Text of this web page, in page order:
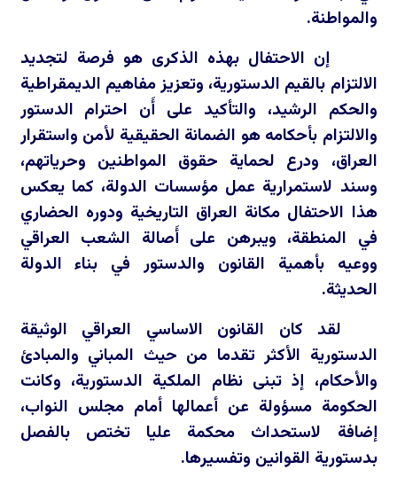
والمواطنة.
إن الاحتفال بهذه الذكرى هو فرصة لتجديد
الالتزام بالقيم الدستورية، وتعزيز مفاهيم الديمقراطية
والحكم الرشيد، والتأكيد على أَن احترام الدستور
والالتزام بأحكامه هو الضمانة الحقيقية لأمن واستقرار
العراق، ودرع لحماية حقوق المواطنين وحرياتهم،
وسند لاستمرارية عمل مؤسسات الدولة، كما يعكس
هذا الاحتفال مكانة العراق التاريخية ودوره الحضاري
في المنطقة، ويبرهن على أَصالة الشعب العراقي
ووعيه بأهمية القانون والدستور في بناء الدولة
الحديثة.
لقد كان القانون الاساسي العراقي الوثيقة
الدستورية الأكثر تقدما من حيث المباني والمبادئ
والأحكام، إذ تبنى نظام الملكية الدستورية، وكانت
الحكومة مسؤولة عن أعمالها أمام مجلس النواب،
إضافة لاستحداث محكمة عليا تختص بالفصل
بدستورية القوانين وتفسيرها.